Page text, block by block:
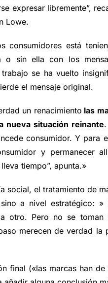
expresar libremente”,
Lowe.
consumidores está
o sin ella con los
se ha vuelto
el mensaje original.
un renacimiento las
nueva situación reinante
consumidor. Y para
y permanecer
tiempo”, apunta.»
social, el tratamiento de
a nivel estratégico: »
otro. Pero no se toman
merecen de verdad la
final («las marcas han de